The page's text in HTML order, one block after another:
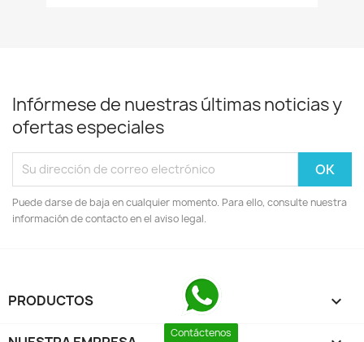
Infórmese de nuestras últimas noticias y
ofertas especiales
Puede darse de baja en cualquier momento. Para ello, consulte nuestra
información de contacto en el aviso legal.
PRODUCTOS 
Contáctenos